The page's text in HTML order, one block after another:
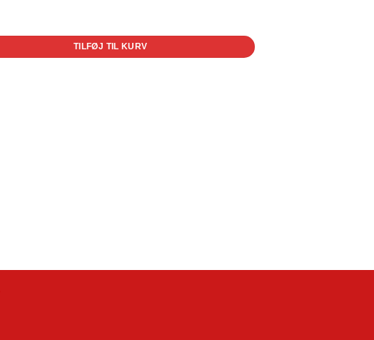
TILFØJ TIL KURV